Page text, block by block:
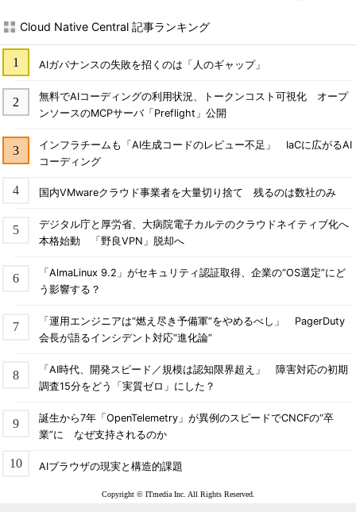
Cloud Native Central 記事ランキング
AIガバナンスの失敗を招くのは「人のギャップ」
無料でAIコーディングの利用状況、トークンコスト可視化 オープ
ンソースのMCPサーバ「Preflight」公開
インフラチームも「AI生成コードのレビュー不足」 IaCに広がるAI
コーディング
国内VMwareクラウド事業者を大量切り捨て 残るのは数社のみ
デジタル庁と厚労省、大病院電子カルテのクラウドネイティブ化へ
本格始動 「野良VPN」脱却へ
「AlmaLinux 9.2」がセキュリティ認証取得、企業の“OS選定”にど
う影響する？
「運用エンジニアは“燃え尽き予備軍”をやめるべし」 PagerDuty
会長が語るインシデント対応“進化論”
「AI時代、開発スピード／規模は認知限界超え」 障害対応の初期
調査15分をどう「実質ゼロ」にした？
誕生から7年「OpenTelemetry」が異例のスピードでCNCFの“卒
業”に なぜ支持されるのか
AIブラウザの現実と構造的課題
Copyright © ITmedia Inc. All Rights Reserved.